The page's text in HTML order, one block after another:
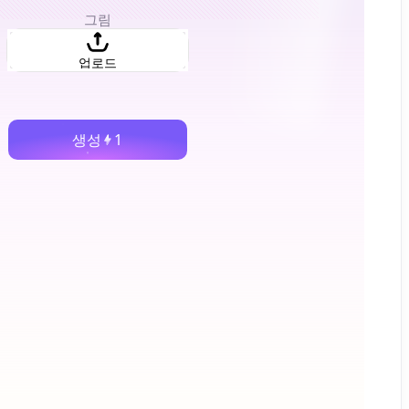
그림
업로드
생성 1